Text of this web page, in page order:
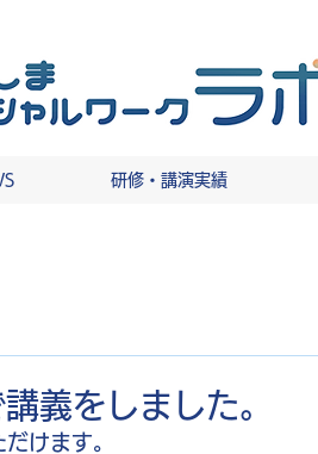
研修・講演実績
義をしました。
けます。